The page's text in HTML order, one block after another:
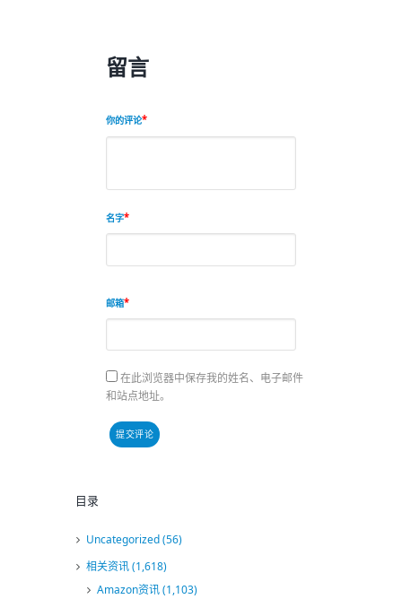
留言
你的评论
名字
邮箱
在此浏览器中保存我的姓名、电子邮件
和站点地址。
目录
Uncategorized(56)
相关资讯(1,618)
Amazon资讯(1,103)